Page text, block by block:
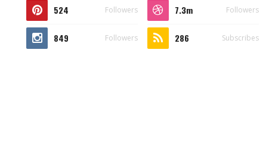
524 Followers 7.3m Followers
849 Followers 286 Subscribes